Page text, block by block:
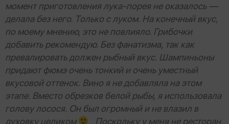
момент приготовления лука-порея не оказалось —
делала без него. Только с луком. На конечный вкус,
по моему мнению, это не повлияло. Грибочки
добавить рекомендую. Без фанатизма, так как
превалировать должен рыбный вкус. Шампиньоны
придают фюмэ очень тонкий и очень уместный
вкусовой оттенок. Вино я не добавляла на этом
этапе. Вместо обрезков белой рыбы, я использовала
голову лосося. Он был огромный и не влазил в
духовку целиком
. Поскольку у меня не ресторан,